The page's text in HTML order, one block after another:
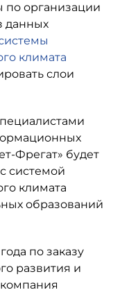
по организации
данных
климата
слои
Фрегат» будет
системой
климата
образований
по заказу
развития и